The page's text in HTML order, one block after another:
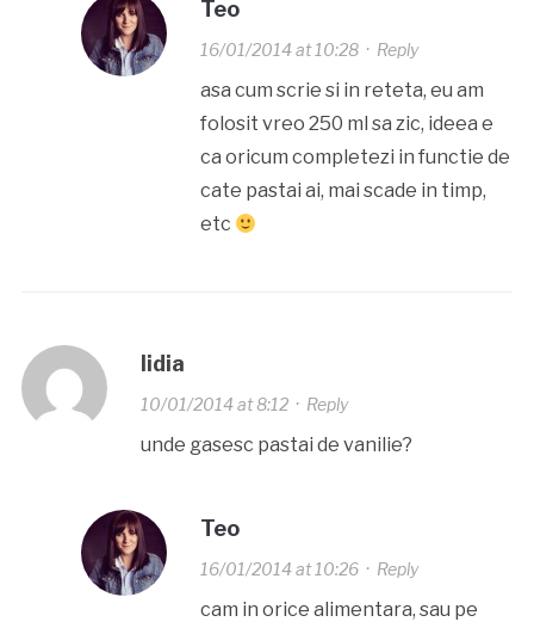
Teo
16/01/2014 at 10:28· Reply
asa cum scrie si in reteta, eu am
folosit vreo 250 ml sa zic, ideea e
ca oricum completezi in functie de
cate pastai ai, mai scade in timp,
etc
lidia
10/01/2014 at 8:12· Reply
unde gasesc pastai de vanilie?
Teo
16/01/2014 at 10:26· Reply
cam in orice alimentara, sau pe